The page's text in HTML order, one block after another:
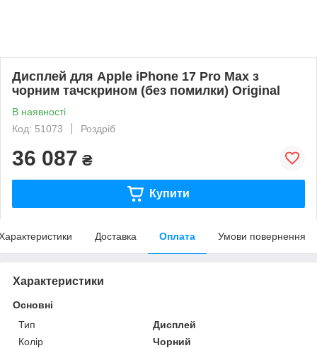
Дисплей для Apple iPhone 17 Pro Max з
чорним тачскрином (без помилки) Original
В наявності
Код: 51073
Роздріб
36 087 ₴
Купити
Доставка Оплата Умови повернення
Характеристики
Основні
Тип
Дисплей
Колір
Чорний